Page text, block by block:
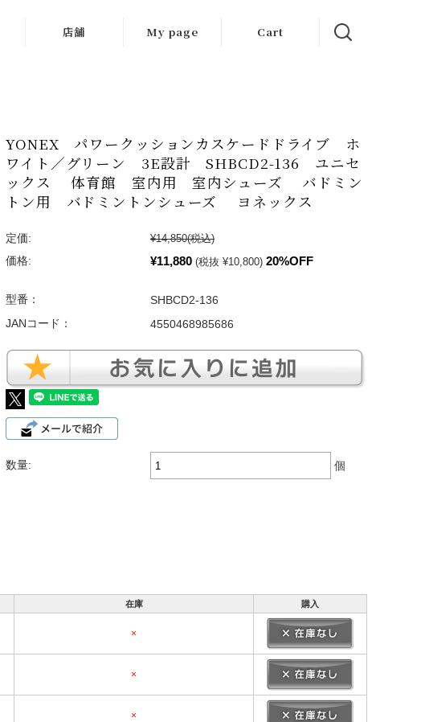
ス
店舗
岐阜店
My page Cart
YONEX パワークッションカスケードドライブ ホ
ワイト／グリーン 3E設計 SHBCD2-136 ユニセ
ックス 体育館 室内用 室内シューズ バドミン
トン用 バドミントンシューズ ヨネックス
定価: ¥14,850(税込)
価格:
¥11,880 (税抜 ¥10,800) 20%OFF
型番：
SHBCD2-136
JANコード：
4550468985686
数量: 個
在庫 購入
×
×
×